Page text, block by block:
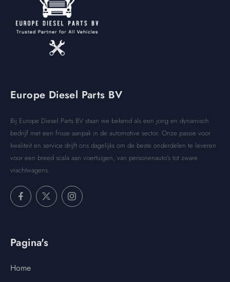
Europe Diesel Parts BV
Bij Europe Diesel Parts BV staan we bekend als een jong en dynamisch
bedrijf met een frisse aanpak in de automotive sector. Onze passie voor
kwaliteit en service drijft ons dagelijks om de beste onderdelen te leveren
voor een breed scala aan voertuigen, van personenauto’s tot zware
vrachtwagens.
Pagina's
Home